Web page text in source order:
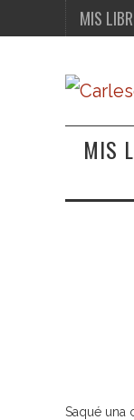
MIS
MIS
Saqué una